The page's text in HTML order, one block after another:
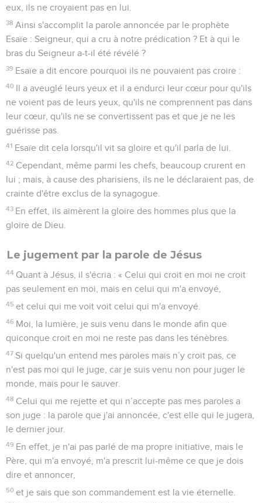
eux, ils ne croyaient pas en lui.
38 Ainsi s'accomplit la parole annoncée par le prophète
Esaïe : Seigneur, qui a cru à notre prédication ? Et à qui le
bras du Seigneur a-t-il été révélé ?
39 Esaïe a dit encore pourquoi ils ne pouvaient pas croire :
40 Il a aveuglé leurs yeux et il a endurci leur cœur pour qu'ils
ne voient pas de leurs yeux, qu'ils ne comprennent pas dans
leur cœur, qu'ils ne se convertissent pas et que je ne les
guérisse pas.
41 Esaïe dit cela lorsqu'il vit sa gloire et qu'il parla de lui.
42 Cependant, même parmi les chefs, beaucoup crurent en
lui ; mais, à cause des pharisiens, ils ne le déclaraient pas, de
crainte d'être exclus de la synagogue.
43 En effet, ils aimèrent la gloire des hommes plus que la
gloire de Dieu.
Le jugement par la parole de Jésus
44 Quant à Jésus, il s'écria : « Celui qui croit en moi ne croit
pas seulement en moi, mais en celui qui m'a envoyé,
45 et celui qui me voit voit celui qui m'a envoyé.
46 Moi, la lumière, je suis venu dans le monde afin que
quiconque croit en moi ne reste pas dans les ténèbres.
47 Si quelqu'un entend mes paroles mais n’y croit pas, ce
n'est pas moi qui le juge, car je suis venu non pour juger le
monde, mais pour le sauver.
48 Celui qui me rejette et qui n’accepte pas mes paroles a
son juge : la parole que j'ai annoncée, c'est elle qui le jugera,
le dernier jour.
49 En effet, je n'ai pas parlé de ma propre initiative, mais le
Père, qui m'a envoyé, m'a prescrit lui-même ce que je dois
dire et annoncer,
50 et je sais que son commandement est la vie éternelle.